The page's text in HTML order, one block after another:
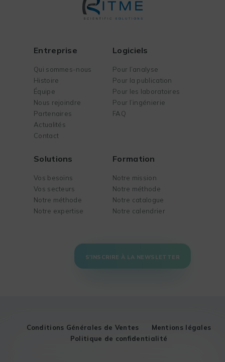
Entreprise
Qui sommes-nous
Histoire
Équipe
Nous rejoindre
Partenaires
Actualités
Contact
Logiciels
Pour l’analyse
Pour la publication
Pour les laboratoires
Pour l’ingénierie
FAQ
Solutions
Vos besoins
Vos secteurs
Notre méthode
Notre expertise
Formation
Notre mission
Notre méthode
Notre catalogue
Notre calendrier
S'INSCRIRE À LA NEWSLETTER
Conditions Générales de Ventes
Mentions légales
Politique de confidentialité